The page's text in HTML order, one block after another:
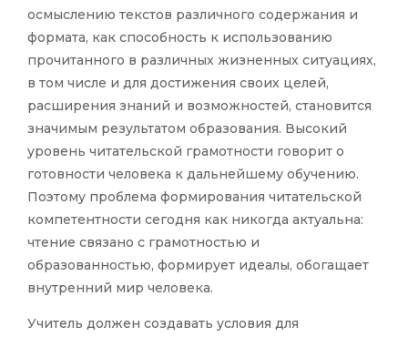
осмыслению текстов различного содержания и
формата, как способность к использованию
прочитанного в различных жизненных ситуациях,
в том числе и для достижения своих целей,
расширения знаний и возможностей, становится
значимым результатом образования. Высокий
уровень читательской грамотности говорит о
готовности человека к дальнейшему обучению.
Поэтому проблема формирования читательской
компетентности сегодня как никогда актуальна:
чтение связано с грамотностью и
образованностью, формирует идеалы, обогащает
внутренний мир человека.
Учитель должен создавать условия для